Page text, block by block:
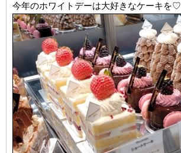
今年のホワイトデーは大好きなケーキを♡